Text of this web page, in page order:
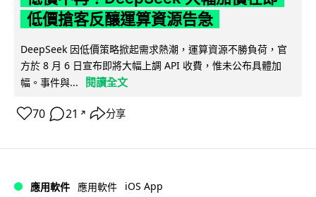
低價搶客反釀運算資源告急
DeepSeek 因低價策略掀起需求熱潮，運算資源不勝負荷，官
方於 8 月 6 日宣布即將大幅上調 API 收費，惟未公布具體加
幅。事件與...
閱讀全文
70 21 ↗ 分享
應用軟件 應用軟件 iOS App